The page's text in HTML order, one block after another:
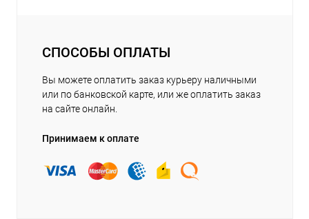
СПОСОБЫ ОПЛАТЫ
Вы можете оплатить заказ курьеру наличными
или по банковской карте, или же оплатить заказ
на сайте онлайн.
Принимаем к оплате